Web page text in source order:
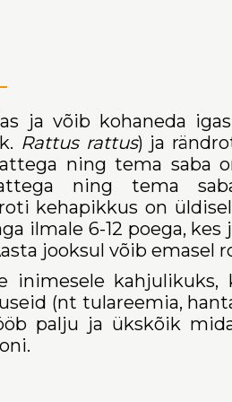
ja võib kohaneda
Rattus rattus) ja
ning tema saba
ning tema
kehapikkus on
ilmale 6-12 poega,
jooksul võib
inimesele
(nt tulareemia,
palju ja ükskõik